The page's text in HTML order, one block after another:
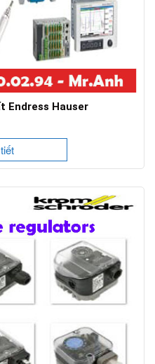
Endress Hauser